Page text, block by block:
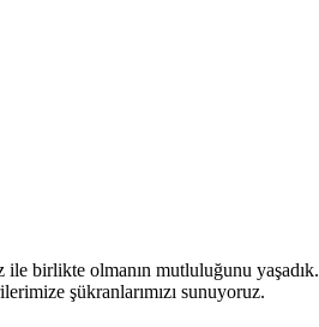
ile birlikte olmanın mutluluğunu yaşadık.
şükranlarımızı sunuyoruz.